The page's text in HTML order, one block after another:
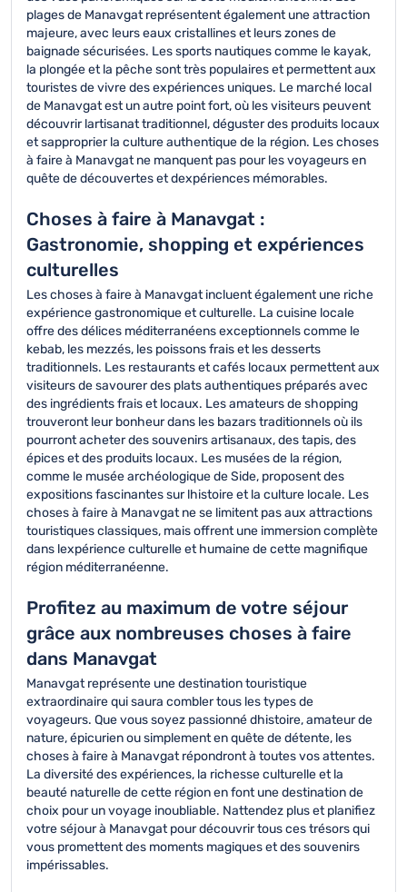
plages de Manavgat représentent également une attraction
majeure, avec leurs eaux cristallines et leurs zones de
baignade sécurisées. Les sports nautiques comme le kayak,
la plongée et la pêche sont très populaires et permettent aux
touristes de vivre des expériences uniques. Le marché local
de Manavgat est un autre point fort, où les visiteurs peuvent
découvrir lartisanat traditionnel, déguster des produits locaux
et sapproprier la culture authentique de la région. Les choses
à faire à Manavgat ne manquent pas pour les voyageurs en
quête de découvertes et dexpériences mémorables.
Choses à faire à Manavgat :
Gastronomie, shopping et expériences
culturelles
Les choses à faire à Manavgat incluent également une riche
expérience gastronomique et culturelle. La cuisine locale
offre des délices méditerranéens exceptionnels comme le
kebab, les mezzés, les poissons frais et les desserts
traditionnels. Les restaurants et cafés locaux permettent aux
visiteurs de savourer des plats authentiques préparés avec
des ingrédients frais et locaux. Les amateurs de shopping
trouveront leur bonheur dans les bazars traditionnels où ils
pourront acheter des souvenirs artisanaux, des tapis, des
épices et des produits locaux. Les musées de la région,
comme le musée archéologique de Side, proposent des
expositions fascinantes sur lhistoire et la culture locale. Les
choses à faire à Manavgat ne se limitent pas aux attractions
touristiques classiques, mais offrent une immersion complète
dans lexpérience culturelle et humaine de cette magnifique
région méditerranéenne.
Profitez au maximum de votre séjour
grâce aux nombreuses choses à faire
dans Manavgat
Manavgat représente une destination touristique
extraordinaire qui saura combler tous les types de
voyageurs. Que vous soyez passionné dhistoire, amateur de
nature, épicurien ou simplement en quête de détente, les
choses à faire à Manavgat répondront à toutes vos attentes.
La diversité des expériences, la richesse culturelle et la
beauté naturelle de cette région en font une destination de
choix pour un voyage inoubliable. Nattendez plus et planifiez
votre séjour à Manavgat pour découvrir tous ces trésors qui
vous promettent des moments magiques et des souvenirs
impérissables.